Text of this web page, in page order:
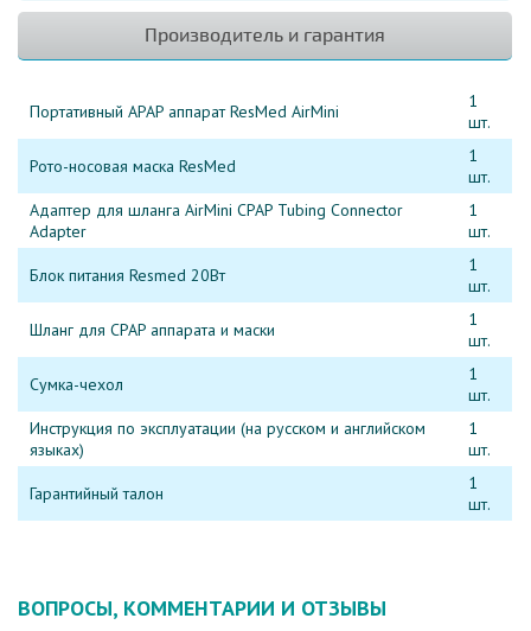
Производитель и гарантия
Портативный APAP аппарат ResMed AirMini
1
шт.
Рото-носовая маска ResMed
1
шт.
Адаптер для шланга AirMini CPAP Tubing Connector
Adapter
1
шт.
Блок питания Resmed 20Вт
1
шт.
Шланг для CPAP аппарата и маски
1
шт.
Сумка-чехол
1
шт.
Инструкция по эксплуатации (на русском и английском
языках)
1
шт.
Гарантийный талон
1
шт.
ВОПРОСЫ, КОММЕНТАРИИ И ОТЗЫВЫ